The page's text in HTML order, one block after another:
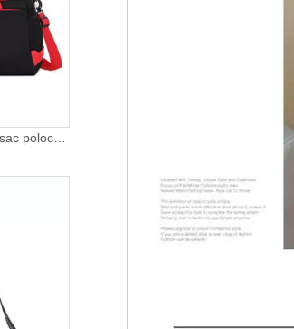
Logo personnalisé grand sac polochon de gym pour hommes femmes sac de nuit imperméable week-end